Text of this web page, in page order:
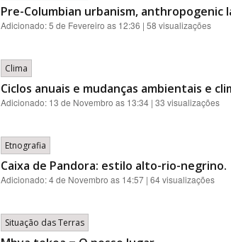
Pre-Columbian urbanism,
Adicionado:5 de Fevereiro as 12:36 | 58 visualizações
Clima
Ciclos anuais e mudanças ambientais e
Adicionado: 13 de Novembro as 13:34 | 33 visualizações
Etnografia
Caixa de Pandora: estilo alto-rio-negrino.
Adicionado:4 de Novembro as 14:57 | 64 visualizações
Situação das Terras